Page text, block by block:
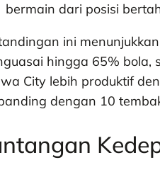
bermain dari posisi
ini
hingga 65% bola,
City lebih produktif
dengan 10